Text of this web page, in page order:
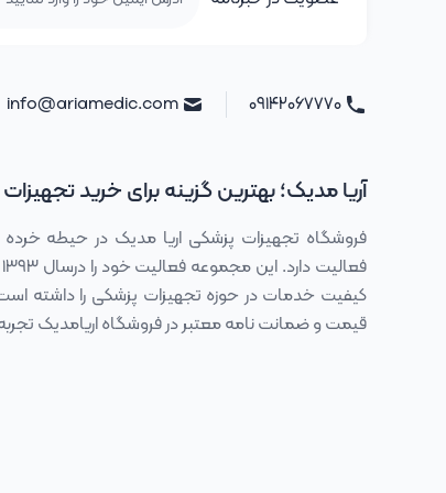
آریا مدیک؛ بهترین گزینه برای خرید
فروشگاه تجهیزات پزشکی اریا مدیک در حیطه
کیفیت خدمات در حوزه تجهیزات پزشکی را داشته
قیمت و ضمانت نامه معتبر در فروشگاه اریامدیک